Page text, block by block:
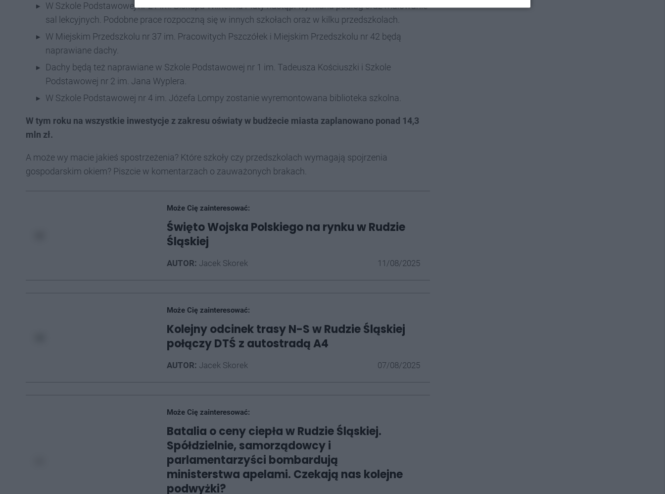
W Szkole Podstawowej nr 21 im. Biskupa Wilhelma Pluty nastąpi wymiana podłóg oraz malowanie
sal lekcyjnych. Podobne prace rozpoczną się w innych szkołach oraz w kilku przedszkolach.
W Miejskim Przedszkolu nr 37 im. Pracowitych Pszczółek i Miejskim Przedszkolu nr 42 będą
naprawiane dachy.
Dachy będą też naprawiane w Szkole Podstawowej nr 1 im. Tadeusza Kościuszki i Szkole
Podstawowej nr 2 im. Jana Wyplera.
W Szkole Podstawowej nr 4 im. Józefa Lompy zostanie wyremontowana biblioteka szkolna.
W tym roku na wszystkie inwestycje z zakresu oświaty w budżecie miasta zaplanowano ponad 14,3
mln zł.
A może wy macie jakieś spostrzeżenia? Które szkoły czy przedszkolach wymagają spojrzenia
gospodarskim okiem? Piszcie w komentarzach o zauważonych brakach.
Może Cię zainteresować:
Święto Wojska Polskiego na rynku w Rudzie
Śląskiej
AUTOR: Jacek Skorek 11/08/2025
Może Cię zainteresować:
Kolejny odcinek trasy N-S w Rudzie Śląskiej
połączy DTŚ z autostradą A4
AUTOR: Jacek Skorek 07/08/2025
Może Cię zainteresować:
Batalia o ceny ciepła w Rudzie Śląskiej.
Spółdzielnie, samorządowcy i
parlamentarzyści bombardują
ministerstwa apelami. Czekają nas kolejne
podwyżki?